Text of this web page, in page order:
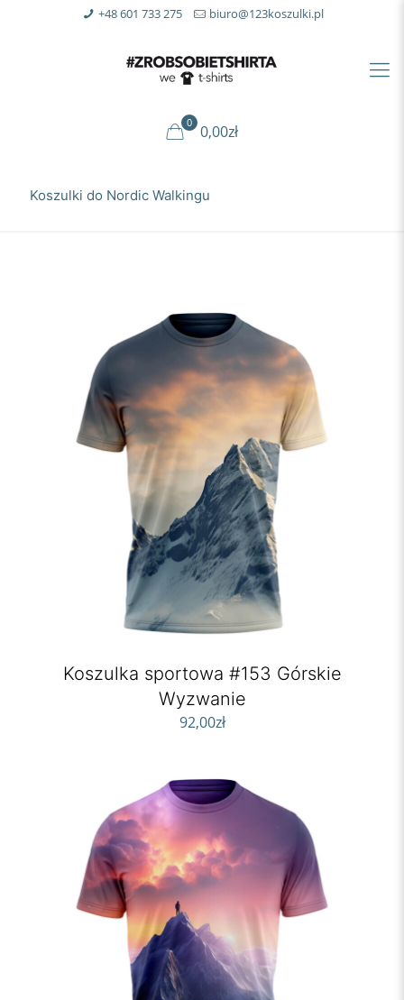
+48 601 733 275 biuro@123koszulki.pl
0 0,00zł
Koszulki do Nordic Walkingu
Koszulka sportowa #153 Górskie
Wyzwanie
92,00zł